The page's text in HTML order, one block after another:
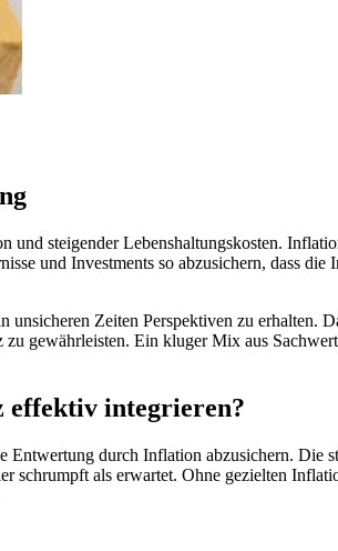
steigender Lebenshaltungskosten.
und Investments so abzusichern, dass die
Zeiten Perspektiven zu erhalten.
gewährleisten. Ein kluger Mix aus
effektiv integrieren?
durch Inflation abzusichern. Die
schrumpft als erwartet. Ohne gezielten